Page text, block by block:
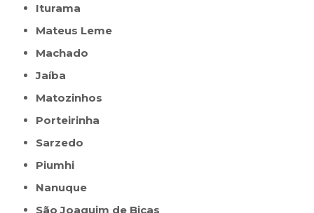
Iturama
Mateus Leme
Machado
Jaíba
Matozinhos
Porteirinha
Sarzedo
Piumhi
Nanuque
São Joaquim de Bicas